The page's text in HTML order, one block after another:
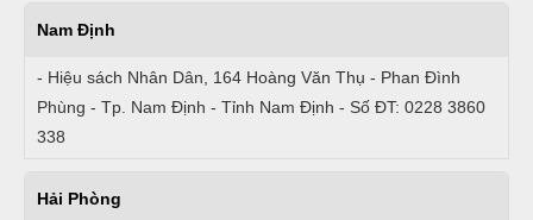
Nam Định
- Hiệu sách Nhân Dân, 164 Hoàng Văn Thụ - Phan Đình
Phùng - Tp. Nam Định - Tỉnh Nam Định - Số ĐT: 0228 3860
338
Hải Phòng